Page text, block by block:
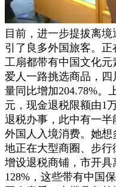
目前，进一步提拔离
引了良多外国旅客。
工扇都带有中国文化
爱人一路挑选商品，
量同比增加204.78%。
元，现金退税限额由1
退税办事，此中有一半
外国人入境消费。她
地正在大型商圈、步
增设退税商铺，市开
128%，这些带有中国